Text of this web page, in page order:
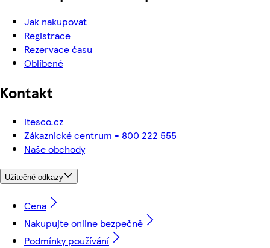
Jak nakupovat
Registrace
Rezervace času
Oblíbené
Kontakt
itesco.cz
Zákaznické centrum - 800 222 555
Naše obchody
Užitečné odkazy
Cena
Nakupujte online bezpečně
Podmínky používání